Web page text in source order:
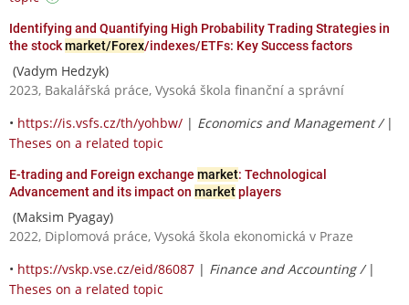
Identifying and Quantifying High Probability Trading Strategies in
the stockmarket/Forex/indexes/ETFs: Key Success factors
(Vadym Hedzyk)
2023, Bakalářská práce, Vysoká škola finanční a správní
• https://is.vsfs.cz/th/yohbw/ | Economics and Management / |
Theses on a related topic
E-trading and Foreign exchange market: Technological
Advancement and its impact on marketplayers
(Maksim Pyagay)
2022, Diplomová práce, Vysoká škola ekonomická v Praze
• https://vskp.vse.cz/eid/86087 | Finance and Accounting / |
Theses on a related topic